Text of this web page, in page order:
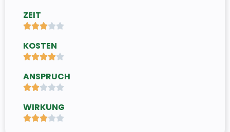
ZEIT

KOSTEN

ANSPRUCH

WIRKUNG
